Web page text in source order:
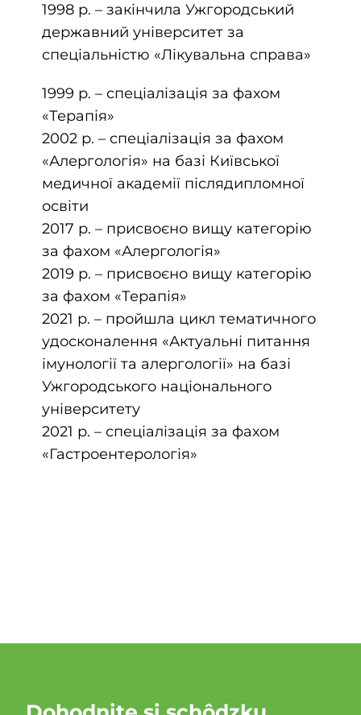
1998 р. – закінчила Ужгородський
державний університет за
спеціальністю «Лікувальна справа»
1999 р. – спеціалізація за фахом
«Терапія»
2002 р. – спеціалізація за фахом
«Алергологія» на базі Київської
медичної академії післядипломної
освіти
2017 р. – присвоєно вищу категорію
за фахом «Алергологія»
2019 р. – присвоєно вищу категорію
за фахом «Терапія»
2021 р. – пройшла цикл тематичного
удосконалення «Актуальні питання
імунології та алергології» на базі
Ужгородського національного
університету
2021 р. – спеціалізація за фахом
«Гастроентерологія»